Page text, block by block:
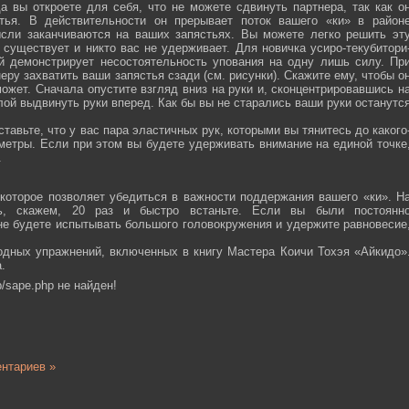
вы откроете для себя, что не можете сдвинуть партнера, так как
В действительности он прерывает поток вашего «ки» в
заканчиваются на ваших запястьях. Вы можете легко решить
и никто вас не удерживает. Для новичка усиро-
демонстрирует несостоятельность упования на одну лишь силу.
захватить ваши запястья сзади (см. рисунки). Скажите ему, чтобы
Сначала опустите взгляд вниз на руки и, сконцентрировавшись
выдвинуть руки вперед. Как бы вы не старались ваши руки
что у вас пара эластичных рук, которыми вы тянитесь до
Если при этом вы будете удерживать внимание на единой
позволяет убедиться в важности поддержания вашего «ки».
скажем, 20 раз и быстро встаньте. Если вы были
будете испытывать большого головокружения и удержите
упражнений, включенных в книгу Мастера Коичи Тохэя
sape.php не найден!
»